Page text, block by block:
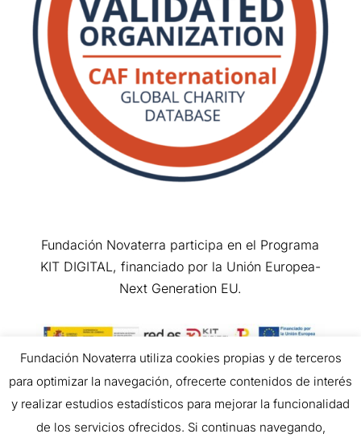
Fundación Novaterra participa en el Programa
KIT DIGITAL, financiado por la Unión Europea-
Next Generation EU.
Copyright © 2026 All Rights Reserved.
Fundación Novaterra utiliza cookies propias y de terceros
para optimizar la navegación, ofrecerte contenidos de interés
y realizar estudios estadísticos para mejorar la funcionalidad
de los servicios ofrecidos. Si continuas navegando,